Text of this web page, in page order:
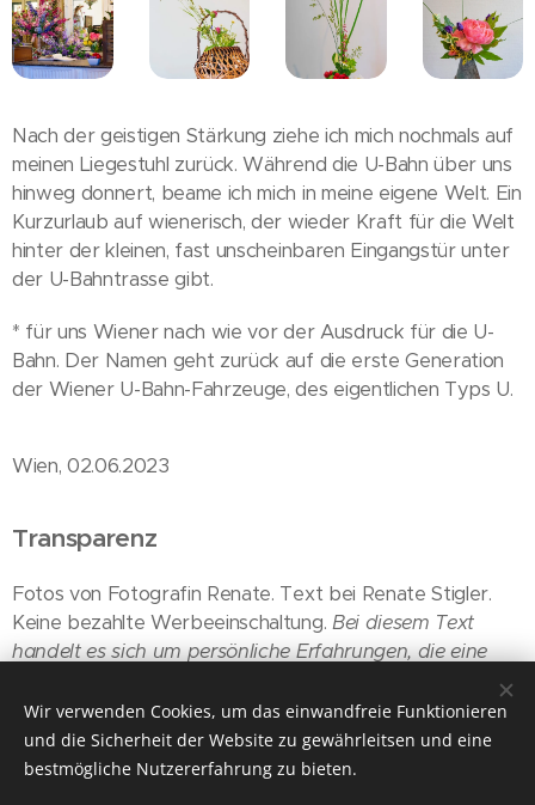
Nach der geistigen Stärkung ziehe ich mich nochmals auf
meinen Liegestuhl zurück. Während die U-Bahn über uns
hinweg donnert, beame ich mich in meine eigene Welt. Ein
Kurzurlaub auf wienerisch, der wieder Kraft für die Welt
hinter der kleinen, fast unscheinbaren Eingangstür unter
der U-Bahntrasse gibt.
* für uns Wiener nach wie vor der Ausdruck für die U-
Bahn. Der Namen geht zurück auf die erste Generation
der Wiener U-Bahn-Fahrzeuge, des eigentlichen Typs U.
Wien, 02.06.2023
Transparenz
Fotos von Fotografin Renate. Text bei Renate Stigler.
Keine bezahlte Werbeeinschaltung. Bei diesem Text
handelt es sich um persönliche Erfahrungen, die eine
Weiters ist es eine
Momentaufnahme am Tage unseres Besuches.
Wir verwenden Cookies, um das einwandfreie Funktionieren
und die Sicherheit der Website zu gewährleitsen und eine
bestmögliche Nutzererfahrung zu bieten.